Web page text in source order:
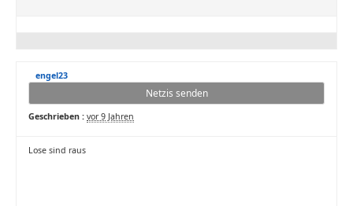
engel23
Netzis senden
Geschrieben : vor 9 Jahren
Lose sind raus